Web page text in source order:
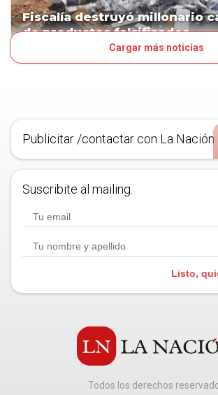
Fiscalía destruyó millonario
de productos falsificados
Cargar más noticias
Publicitar /contactar con La Nación
Suscribite al mailing.
Listo,
Todos los derechos